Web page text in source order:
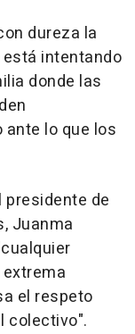
dureza la
intentando
donde las
lo que los
de
Juanma
el respeto
colectivo".